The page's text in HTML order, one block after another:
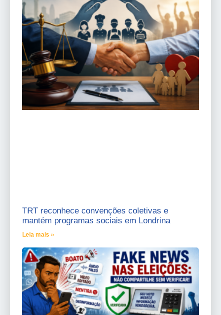
TRT reconhece convenções coletivas e
mantém programas sociais em Londrina
Leia mais »